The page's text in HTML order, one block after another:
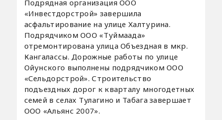
Подрядная организация ООО
«Инвестдорстрой» завершила
асфальтирование на улице Халтурина.
Подрядчиком ООО «Туймаада»
отремонтирована улица Объездная в мкр.
Кангалассы. Дорожные работы по улице
Ойунского выполнены подрядчиком ООО
«Сельдорстрой». Строительство
подъездных дорог к кварталу многодетных
семей в селах Тулагино и Табага завершает
ООО «Альянс 2007».